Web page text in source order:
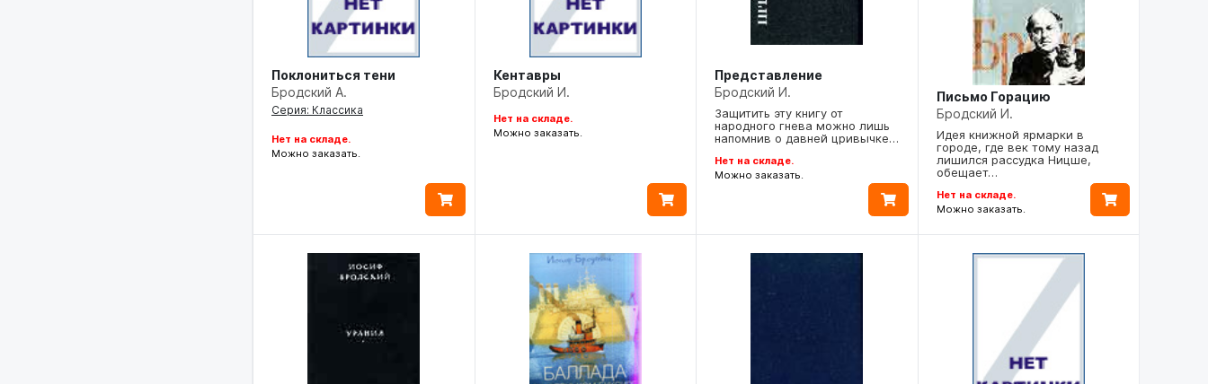
Поклониться тени
Бродский А.
Серия: Классика
Нет на складе.
Можно заказать.
Кентавры
Бродский И.
Нет на складе.
Можно заказать.
Представление
Бродский И.
Защитить эту книгу от
народного гнева можно лишь
напомнив о давней цривычке…
Нет на складе.
Можно заказать.
Письмо Горацию
Бродский И.
Идея книжной ярмарки в
городе, где век тому назад
лишился рассудка Ницше,
обещает…
Нет на складе.
Можно заказать.